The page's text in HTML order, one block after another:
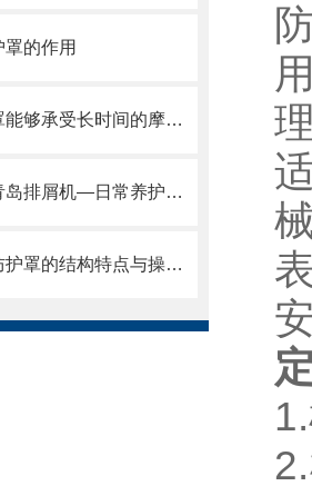
的作用
直线导轨防护罩能够承受长时间的摩擦和冲击
排屑的好帮手青岛排屑机—日常养护方式
加工中心钢板防护罩的结构特点与操作维护方式